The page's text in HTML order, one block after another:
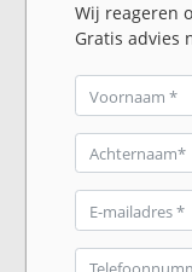
Wij reageren
Gratis advies